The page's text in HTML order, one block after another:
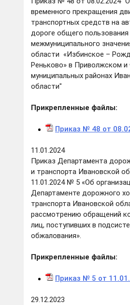
временного прекращения
транспортных средств на
дороге общего пользования
межмуниципального
области «Избинское –
Реньково» в Приволжском
муниципальных районах
области"
Прикрепленные файлы:
Приказ № 48 от
11.01.2024
Приказ Департамента
и транспорта Ивановской
11.01.2024 № 5 «Об
Департаменте дорожного
транспорта Ивановской
рассмотрению обращений
лиц, поступивших в
обжалования».
Прикрепленные файлы:
Приказ № 5 от
29.12.2023